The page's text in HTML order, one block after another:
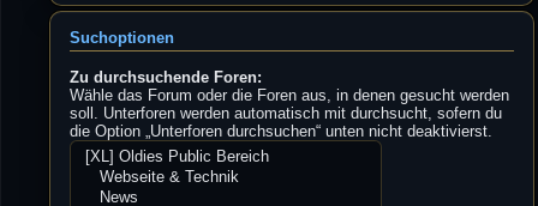
Suchoptionen
Zu durchsuchende Foren:
Wähle das Forum oder die Foren aus, in denen gesucht werden
soll. Unterforen werden automatisch mit durchsucht, sofern du
die Option „Unterforen durchsuchen“ unten nicht deaktivierst.